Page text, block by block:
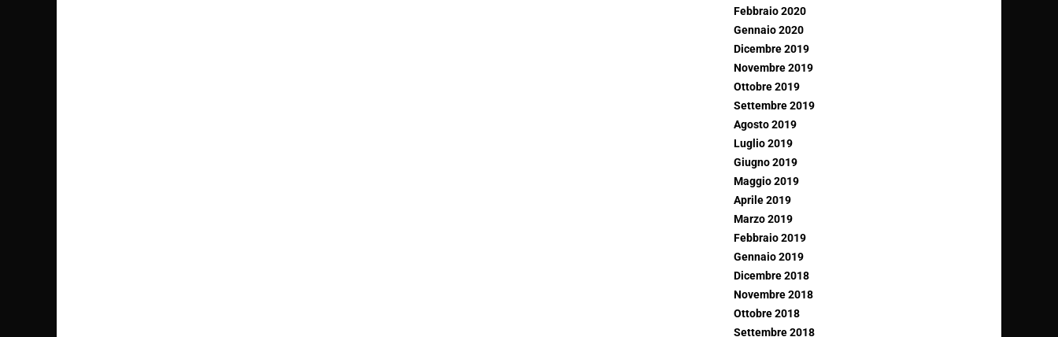
Febbraio 2020
Gennaio 2020
Dicembre 2019
Novembre 2019
Ottobre 2019
Settembre 2019
Agosto 2019
Luglio 2019
Giugno 2019
Maggio 2019
Aprile 2019
Marzo 2019
Febbraio 2019
Gennaio 2019
Dicembre 2018
Novembre 2018
Ottobre 2018
Settembre 2018